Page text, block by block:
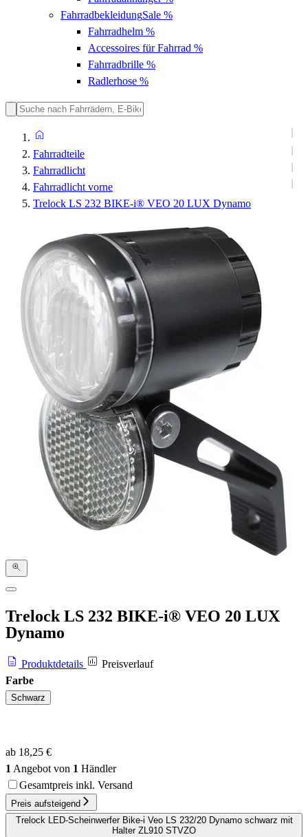
FahrradbekleidungSale %
Fahrradhelm %
Accessoires für Fahrrad %
Fahrradbrille %
Radlerhose %
Fahrradteile
Fahrradlicht
Fahrradlicht vorne
Trelock LS 232 BIKE-i® VEO 20 LUX Dynamo
Trelock LS 232 BIKE-i® VEO 20 LUX
Dynamo
Produktdetails
Preisverlauf
Farbe
Schwarz
ab 18,25 €
1 Angebot von 1 Händler
Gesamtpreis inkl. Versand
Preis aufsteigend
Trelock LED-Scheinwerfer Bike-i Veo LS 232/20 Dynamo schwarz mit
Halter ZL910 STVZO